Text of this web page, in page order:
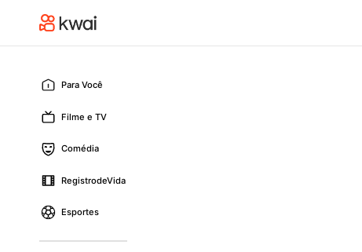
Para Você
Filme e TV
Comédia
RegistrodeVida
Esportes